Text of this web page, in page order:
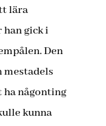
lära
gick i
Den
mestadels
ha någonting
kunna